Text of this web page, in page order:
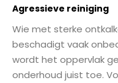
Agressieve reiniging
Wie met sterke
beschadigt vaak
wordt het oppervlak
onderhoud juist toe.